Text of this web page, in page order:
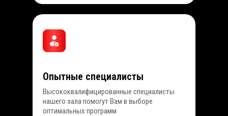
Опытные специалисты
Высококвалифицированные специалисты
нашего зала помогут Вам в выборе
оптимальных программ